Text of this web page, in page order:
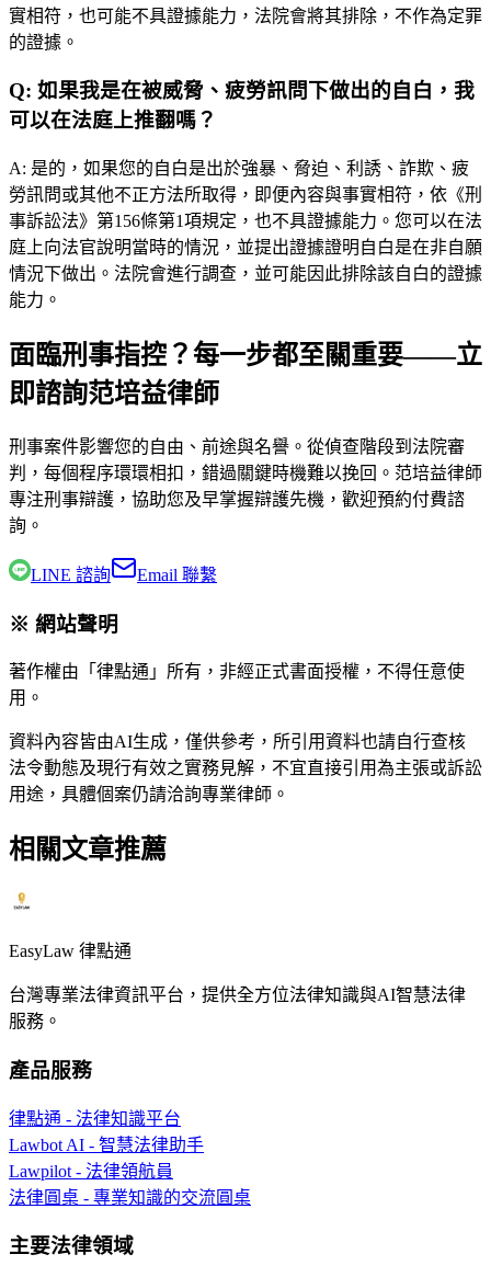
實相符，也可能不具證據能力，法院會將其排除，不作為定罪
的證據。
Q: 如果我是在被威脅、疲勞訊問下做出的自白，我
可以在法庭上推翻嗎？
A: 是的，如果您的自白是出於強暴、脅迫、利誘、詐欺、疲
勞訊問或其他不正方法所取得，即便內容與事實相符，依《刑
事訴訟法》第156條第1項規定，也不具證據能力。您可以在法
庭上向法官說明當時的情況，並提出證據證明自白是在非自願
情況下做出。法院會進行調查，並可能因此排除該自白的證據
能力。
面臨刑事指控？每一步都至關重要——立
即諮詢范培益律師
刑事案件影響您的自由、前途與名譽。從偵查階段到法院審
判，每個程序環環相扣，錯過關鍵時機難以挽回。 范培益律師
專注刑事辯護，協助您及早掌握辯護先機，歡迎預約付費諮
詢。
LINE 諮詢 Email 聯繫
※ 網站聲明
著作權由「律點通」所有，非經正式書面授權，不得任意使
用。
資料內容皆由AI生成，僅供參考，所引用資料也請自行查核
法令動態及現行有效之實務見解，不宜直接引用為主張或訴訟
用途，具體個案仍請洽詢專業律師。
相關文章推薦
EasyLaw 律點通
台灣專業法律資訊平台，提供全方位法律知識與AI智慧法律
服務。
產品服務
律點通 - 法律知識平台
Lawbot AI - 智慧法律助手
Lawpilot - 法律領航員
法律圓桌 - 專業知識的交流圓桌
主要法律領域